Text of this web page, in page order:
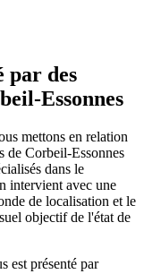
par des
Essonnes
mettons en relation
de Corbeil-Essonnes
dans le
intervient avec une
de localisation et le
objectif de l'état de
est présenté par